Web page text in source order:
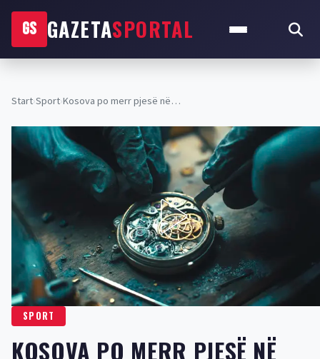
GS GAZETASPORTAL
Start›Sport›Kosova po merr pjesë në…
SPORT
KOSOVA PO MERR PJESË NË